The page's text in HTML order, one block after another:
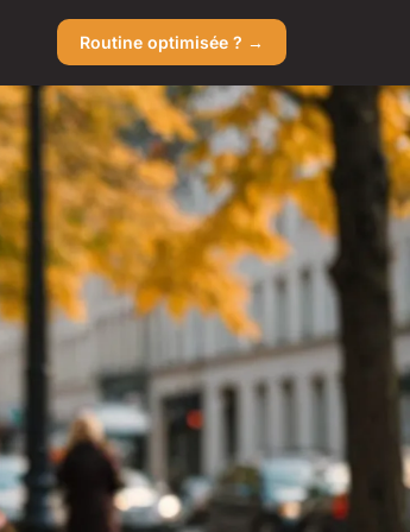
Routine optimisée ? →